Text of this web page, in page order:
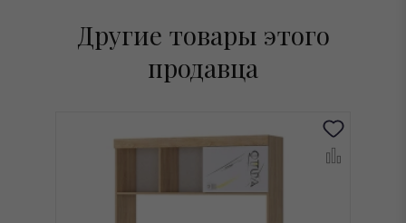
Другие товары этого
продавца